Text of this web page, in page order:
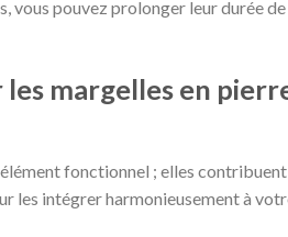
vous pouvez prolonger leur durée
margelles en
élément fonctionnel ; elles
les intégrer harmonieusement à